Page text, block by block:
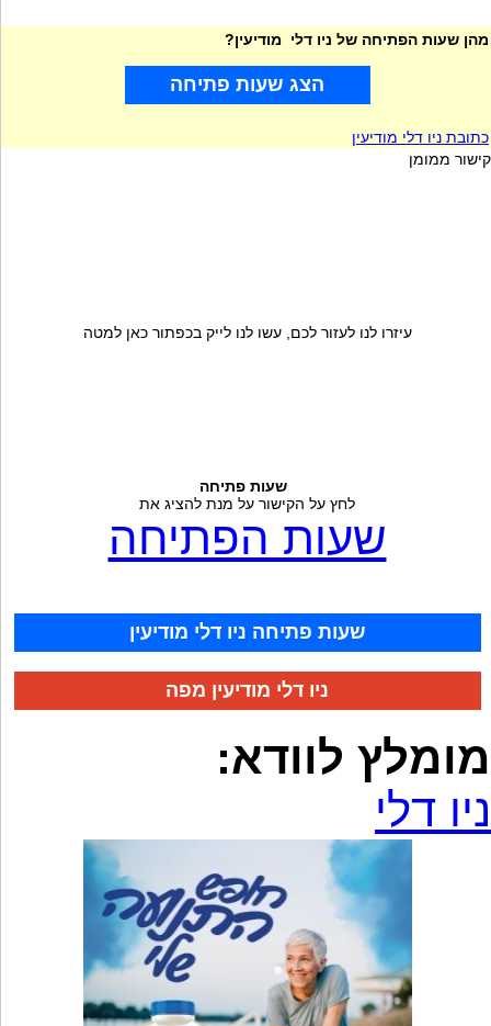
מהן שעות הפתיחה של ניו דלי מודיעין?
הצג שעות פתיחה
כתובת ניו דלי מודיעין
קישור ממומן
עיזרו לנו לעזור לכם, עשו לנו לייק בכפתור כאן למטה
שעות פתיחה
לחץ על הקישור על מנת להציג את
שעות הפתיחה
שעות פתיחה ניו דלי מודיעין
ניו דלי מודיעין מפה
מומלץ לוודא:
ניו דלי